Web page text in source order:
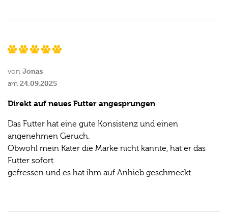
von Jonas
am 24.09.2025
Direkt auf neues Futter angesprungen
Das Futter hat eine gute Konsistenz und einen
angenehmen Geruch.
Obwohl mein Kater die Marke nicht kannte, hat er das
Futter sofort
gefressen und es hat ihm auf Anhieb geschmeckt.